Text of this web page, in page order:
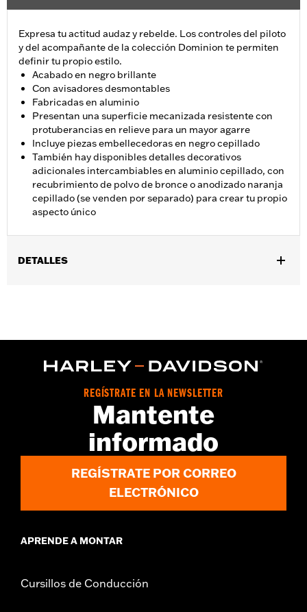
Expresa tu actitud audaz y rebelde. Los controles del piloto
y del acompañante de la colección Dominion te permiten
definir tu propio estilo.
Acabado en negro brillante
Con avisadores desmontables
Fabricadas en aluminio
Presentan una superficie mecanizada resistente con
protuberancias en relieve para un mayor agarre
Incluye piezas embellecedoras en negro cepillado
También hay disponibles detalles decorativos
adicionales intercambiables en aluminio cepillado, con
recubrimiento de polvo de bronce o anodizado naranja
cepillado (se venden por separado) para crear tu propio
aspecto único
DETALLES
FXCW, FXCWC, FXS, FXSB, FXSE y FXSBSE ’08-’17 y la posición
del piloto y del pasajero en los modelos Softail ’18 y posteriores).
Compatible con la posición del pasajero solo en modelos
posición de las estriberas para autopista solo para todas las
variar en función del protector del motor.
Instrucciones de instalación
Dominion
Se vende por separado: Piezas embellecedoras
intercambiables adicionales Dominion
Contenido del embalaje:
REGÍSTRATE EN LA NEWSLETTER
Mantente
informado
REGÍSTRATE POR CORREO
ELECTRÓNICO
APRENDE A MONTAR
Cursillos de Conducción